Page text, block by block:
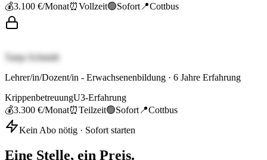
💰3.100 €/Monat⏰Vollzeit🟢Sofort 📍Cottbus
Tanja Schmidt
Lehrer/in/Dozent/in - Erwachsenenbildung · 6 Jahre Erfahrung
KrippenbetreuungU3-Erfahrung
💰3.300 €/Monat⏰Teilzeit🟢Sofort 📍Cottbus
Kein Abo nötig · Sofort starten
Eine Stelle, ein Preis.